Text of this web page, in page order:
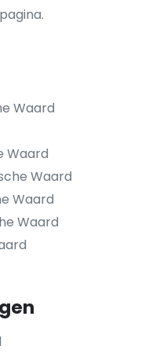
Waard
Waard
Waard
Waard
Waard